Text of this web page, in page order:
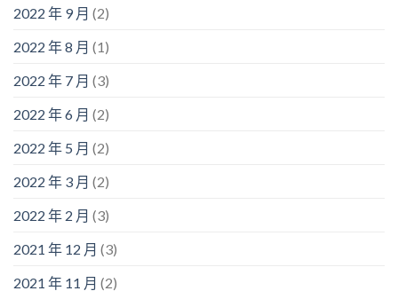
2022 年 9 月 (2)
2022 年 8 月 (1)
2022 年 7 月 (3)
2022 年 6 月 (2)
2022 年 5 月 (2)
2022 年 3 月 (2)
2022 年 2 月 (3)
2021 年 12 月 (3)
2021 年 11 月 (2)